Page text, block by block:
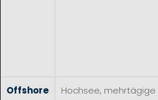
Offshore
Hochsee, mehrtägige